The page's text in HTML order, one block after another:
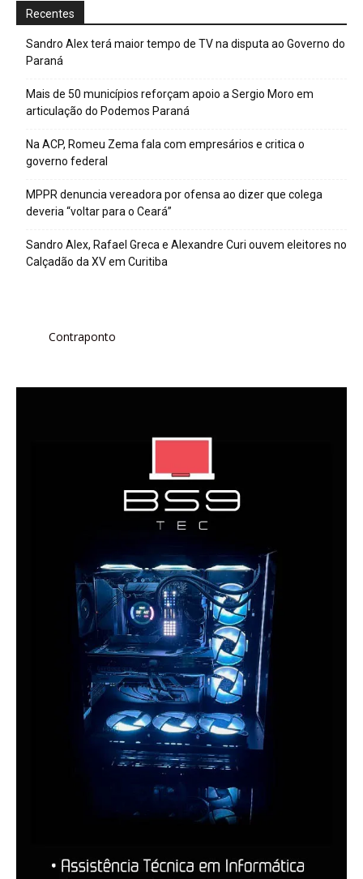
Recentes
Sandro Alex terá maior tempo de TV na disputa ao Governo do
Paraná
Mais de 50 municípios reforçam apoio a Sergio Moro em
articulação do Podemos Paraná
Na ACP, Romeu Zema fala com empresários e critica o
governo federal
MPPR denuncia vereadora por ofensa ao dizer que colega
deveria “voltar para o Ceará”
Sandro Alex, Rafael Greca e Alexandre Curi ouvem eleitores no
Calçadão da XV em Curitiba
Contraponto